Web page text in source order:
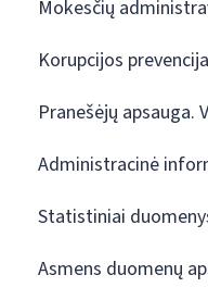
Mokesčių
Korupcijos prevencija
Pranešėjų apsauga.
Administracinė
Statistiniai
Asmens duomenų